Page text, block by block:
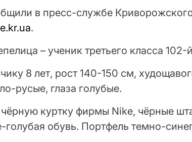
в пресс-службе
.
– ученик третьего класса
8 лет, рост 140-150 см,
русые, глаза голубые.
чёрную куртку фирмы Nike, чёрные
голубая обувь. Портфель темно-